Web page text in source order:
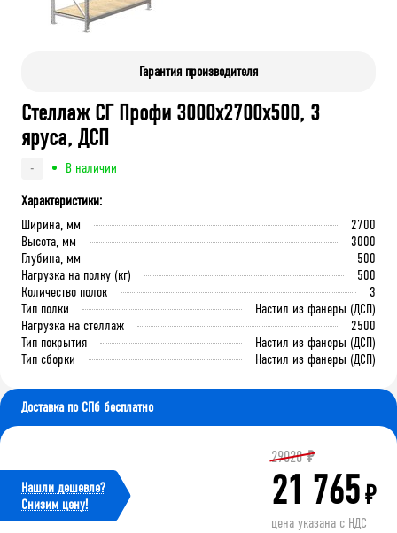
Гарантия производителя
Стеллаж СГ Профи 3000х2700х500, 3
яруса, ДСП
-
В наличии
Характеристики:
Ширина, мм
2700
Высота, мм
3000
Глубина, мм
500
Нагрузка на полку (кг)
500
Количество полок
3
Тип полки
Настил из фанеры (ДСП)
Нагрузка на стеллаж
2500
Тип покрытия
Настил из фанеры (ДСП)
Тип сборки
Настил из фанеры (ДСП)
Доставка по СПб бесплатно
Нашли дешевле?
Cнизим цену!
29020 ₽
21 765₽
цена указана с НДС